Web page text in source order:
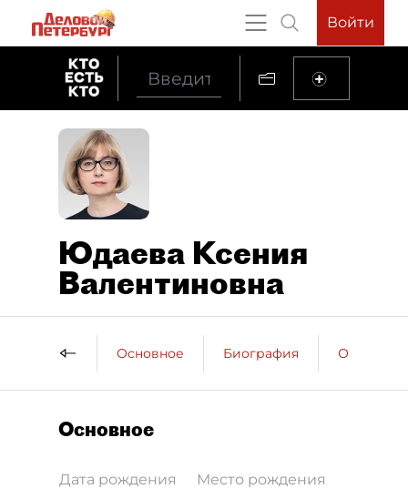
Войти
Юдаева Ксения
Валентиновна
Основное Биография
Основное
Дата рождения Место рождения